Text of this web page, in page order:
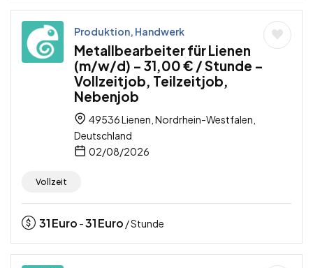
Produktion, Handwerk
Metallbearbeiter für Lienen
(m/w/d) – 31,00 € / Stunde –
Vollzeitjob, Teilzeitjob,
Nebenjob
49536 Lienen, Nordrhein-Westfalen,
Deutschland
02/08/2026
Vollzeit
31Euro -31Euro / Stunde